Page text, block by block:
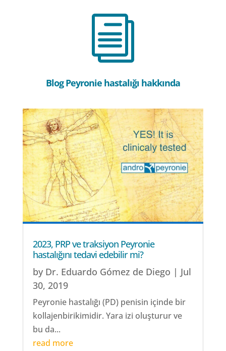
i
Blog Peyronie hastalığı hakkında
2023, PRP ve traksiyon Peyronie
hastalığını tedavi edebilir mi?
by Dr. Eduardo Gómez de Diego | Jul
30, 2019
Peyronie hastalığı (PD) penisin içinde bir
kollajenbirikimidir. Yara izi oluşturur ve
bu da...
read more